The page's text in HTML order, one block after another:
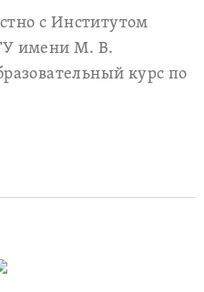
с Институтом
имени М. В.
курс по